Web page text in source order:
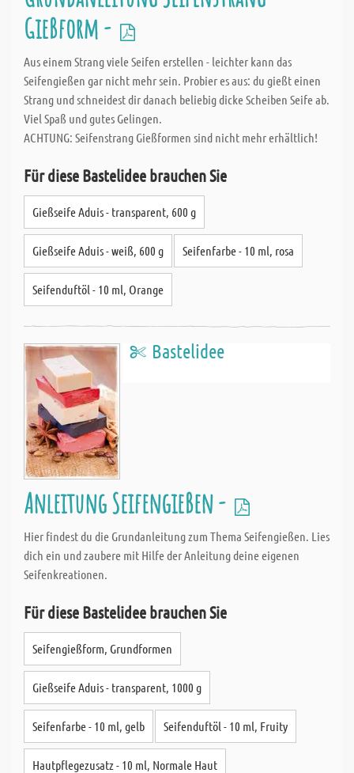
Gießform -
Aus einem Strang viele Seifen erstellen - leichter kann das
Seifengießen gar nicht mehr sein. Probier es aus: du gießt einen
Strang und schneidest dir danach beliebig dicke Scheiben Seife ab.
Viel Spaß und gutes Gelingen.
ACHTUNG: Seifenstrang Gießformen sind nicht mehr erhältlich!
Für diese Bastelidee brauchen Sie
Gießseife Aduis - transparent, 600 g
Gießseife Aduis - weiß, 600 g Seifenfarbe - 10 ml, rosa
Seifenduftöl - 10 ml, Orange
Bastelidee
Anleitung Seifengießen -
Hier findest du die Grundanleitung zum Thema Seifengießen. Lies
dich ein und zaubere mit Hilfe der Anleitung deine eigenen
Seifenkreationen.
Für diese Bastelidee brauchen Sie
Seifengießform, Grundformen
Gießseife Aduis - transparent, 1000 g
Seifenfarbe - 10 ml, gelb Seifenduftöl - 10 ml, Fruity
Hautpflegezusatz - 10 ml, Normale Haut